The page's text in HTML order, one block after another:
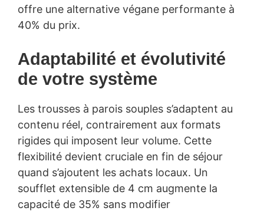
offre une alternative végane performante à
40% du prix.
Adaptabilité et évolutivité
de votre système
Les trousses à parois souples s’adaptent au
contenu réel, contrairement aux formats
rigides qui imposent leur volume. Cette
flexibilité devient cruciale en fin de séjour
quand s’ajoutent les achats locaux. Un
soufflet extensible de 4 cm augmente la
capacité de 35% sans modifier